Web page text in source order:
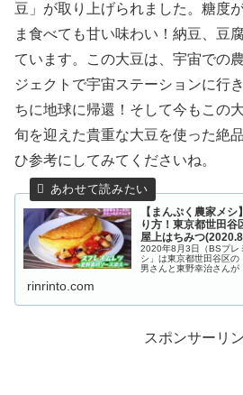
豆」が取り上げられました。糖度
ま食べても甘い味わい！納豆、豆
ています。この大豆は、宇宙での
ジェクトで宇宙ステーションに行
ちに地球に帰還！そして今もこの
旬を迎えた貴重な大豆を使った絶
ひ参考にしてみてくださいね。
【まんぷく農家メ
り方！東京都世田谷
屋上はちみつ
2020年8月3日（BSプレ
シ」は東京都世田谷区
男さんと東野幸治さん
rinrinto.com
スポンサーリ